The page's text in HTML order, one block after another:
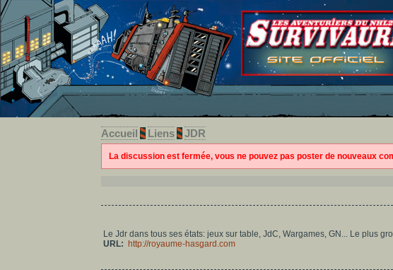
Accueil Liens JDR
La discussion est fermée, vous ne pouvez pas poster de nouveaux
Le Jdr dans tous ses états: jeux sur table, JdC, Wargames, GN... Le plus
URL:
http://royaume-hasgard.com